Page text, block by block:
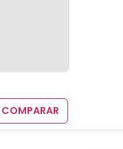
COMPARAR